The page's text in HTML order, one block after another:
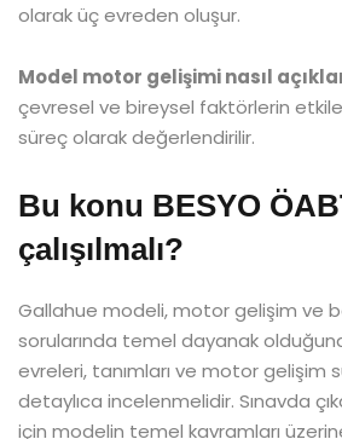
olarak üç evreden oluşur.
Model motor gelişimi nasıl
çevresel ve bireysel faktörlerin
süreç olarak değerlendirilir.
Bu konu BESYO
çalışılmalı?
Gallahue modeli, motor gelişim ve
sorularında temel dayanak
evreleri, tanımları ve motor gelişim
detaylıca incelenmelidir. Sınavda
için modelin temel kavramları